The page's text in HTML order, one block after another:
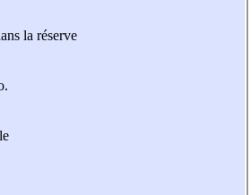
la réserve